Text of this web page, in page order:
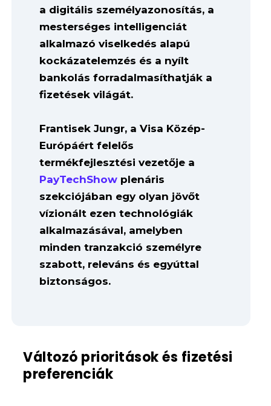
a digitális személyazonosítás, a
mesterséges intelligenciát
alkalmazó viselkedés alapú
kockázatelemzés és a nyílt
bankolás forradalmasíthatják a
fizetések világát.
Frantisek Jungr, a Visa Közép-
Európáért felelős
termékfejlesztési vezetője a
PayTechShow plenáris
szekciójában egy olyan jövőt
vízionált ezen technológiák
alkalmazásával, amelyben
minden tranzakció személyre
szabott, releváns és egyúttal
biztonságos.
Változó prioritások és fizetési
preferenciák